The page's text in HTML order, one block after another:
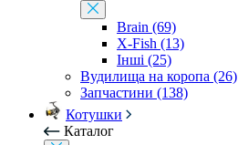
Brain (69)
X-Fish (13)
Інші (25)
Вудилища на коропа (26)
Запчастини (138)
Котушки
Каталог